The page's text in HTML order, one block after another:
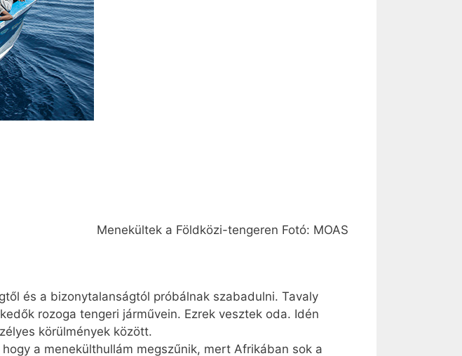
Menekültek a Földközi-tengeren Fotó: MOAS
és a bizonytalanságtól próbálnak szabadulni. Tavaly
rozoga tengeri járművein. Ezrek vesztek oda. Idén
körülmények között.
a menekülthullám megszűnik, mert Afrikában sok a